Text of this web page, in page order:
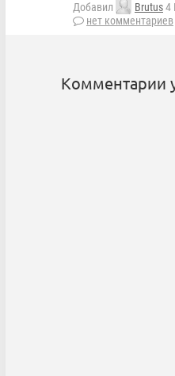
Добавил Brutus4
нет комментариев
Комментарии